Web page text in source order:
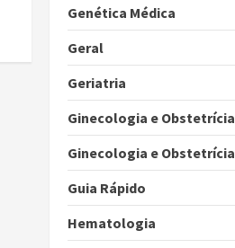
Genética Médica
Geral
Geriatria
Ginecologia e Obstetrícia
Ginecologia e Obstetrícia
Guia Rápido
Hematologia